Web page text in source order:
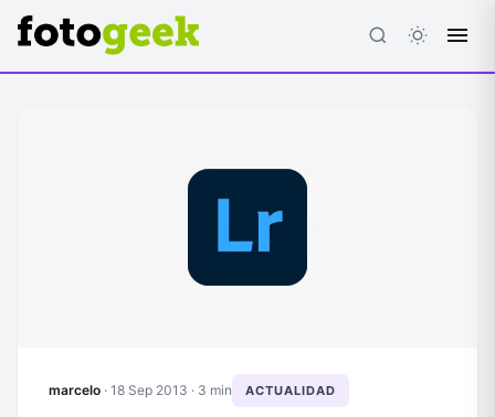
marcelo · 18 Sep 2013 · 3 min ACTUALIDAD